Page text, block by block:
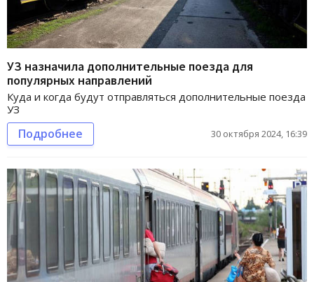
УЗ назначила дополнительные поезда для
популярных направлений
Куда и когда будут отправляться дополнительные поезда
УЗ
Подробнее 30 октября 2024, 16:39